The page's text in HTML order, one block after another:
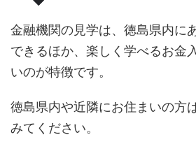
金融機関の見学は、徳島県内に
できるほか、楽しく学べるお金
いのが特徴です。
徳島県内や近隣にお住まいの方
みてください。